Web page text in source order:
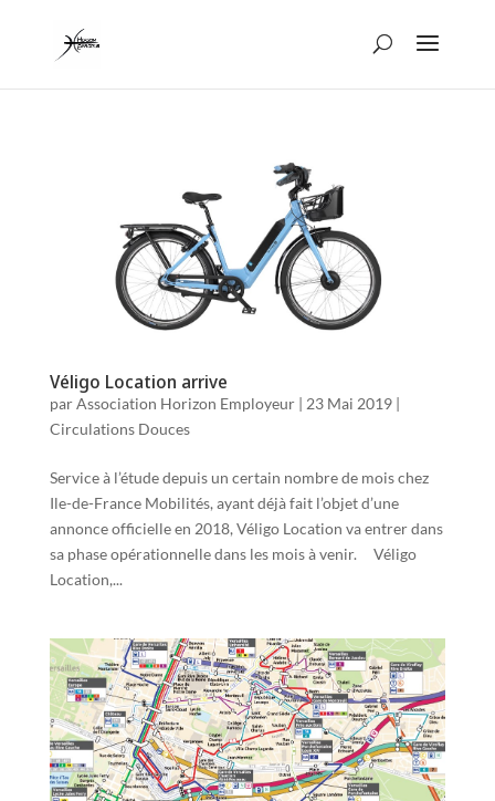
Véligo Location arrive
parAssociation Horizon Employeur| 23 Mai 2019|
Circulations Douces
Service à l’étude depuis un certain nombre de mois chez
Ile-de-France Mobilités, ayant déjà fait l’objet d’une
annonce officielle en 2018, Véligo Location va entrer dans
sa phase opérationnelle dans les mois à venir. Véligo
Location,...